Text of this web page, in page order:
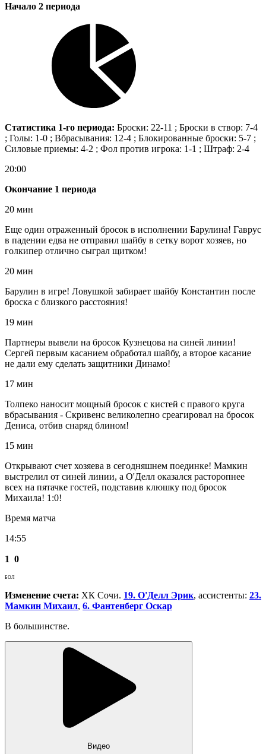
Начало 2 периода
Статистика 1-го периода: Броски: 22-11 ; Броски в створ: 7-4
; Голы: 1-0 ; Вбрасывания: 12-4 ; Блокированные броски: 5-7 ;
Силовые приемы: 4-2 ; Фол против игрока: 1-1 ; Штраф: 2-4
20:00
Окончание 1 периода
20 мин
Еще один отраженный бросок в исполнении Барулина! Гаврус
в падении едва не отправил шайбу в сетку ворот хозяев, но
голкипер отлично сыграл щитком!
20 мин
Барулин в игре! Ловушкой забирает шайбу Константин после
броска с близкого расстояния!
19 мин
Партнеры вывели на бросок Кузнецова на синей линии!
Сергей первым касанием обработал шайбу, а второе касание
не дали ему сделать защитники Динамо!
17 мин
Толпеко наносит мощный бросок с кистей с правого круга
вбрасывания - Скривенс великолепно среагировал на бросок
Дениса, отбив снаряд блином!
15 мин
Открывают счет хозяева в сегодняшнем поединке! Мамкин
выстрелил от синей линии, а О'Делл оказался расторопнее
всех на пятачке гостей, подставив клюшку под бросок
Михаила! 1:0!
Время матча
14:55
1 0
БОЛ
Изменение счета: ХК Сочи. 19. О'Делл Эрик, ассистенты: 23.
Мамкин Михаил, 6. Фантенберг Оскар
В большинстве.
Видео